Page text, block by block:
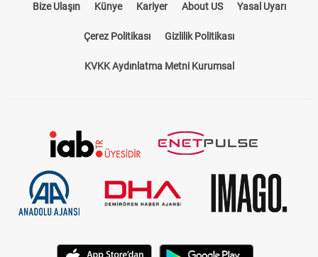
Bize Ulaşın Künye Kariyer About US Yasal Uyarı
Çerez Politikası Gizlilik Politikası
KVKK Aydınlatma Metni Kurumsal